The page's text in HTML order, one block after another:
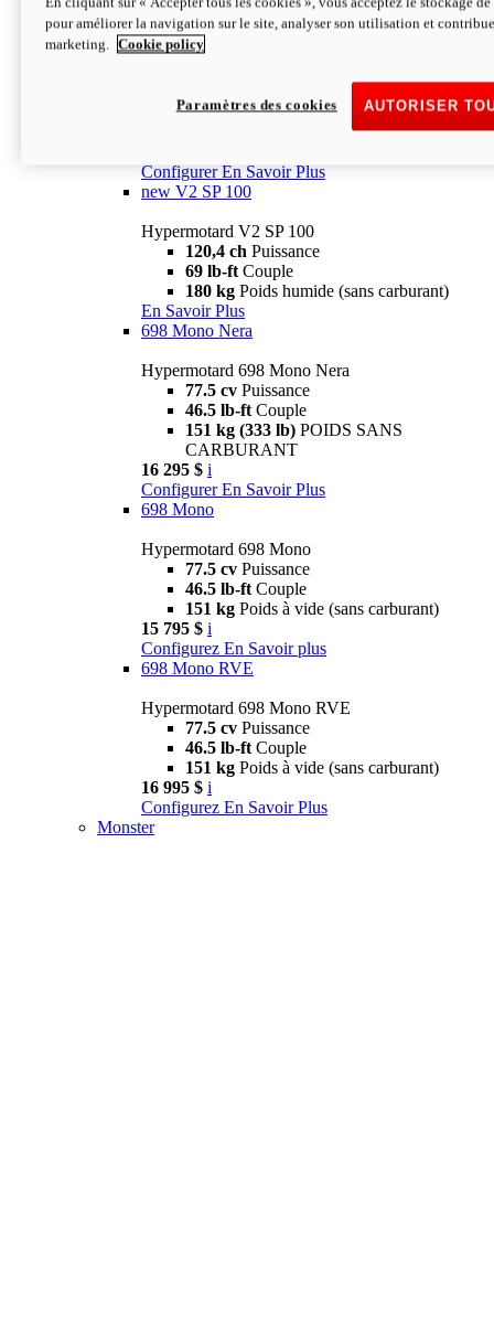
Configurer En Savoir Plus
newV2 SP
69 lb-ftCouple
Poids humide (sans carburant)
Configurer En Savoir Plus
new V2 SP 100
Hypermotard V2 SP 100
120,4 ch Puissance
69 lb-ft Couple
180 kg Poids humide (sans carburant)
En Savoir Plus
698 Mono Nera
Hypermotard 698 Mono Nera
77.5 cv Puissance
46.5 lb-ft Couple
151 kg (333 lb) POIDS SANS
CARBURANT
16 295 $ i
Configurer En Savoir Plus
698 Mono
Hypermotard 698 Mono
77.5 cv Puissance
46.5 lb-ft Couple
151 kg Poids à vide (sans carburant)
15 795 $ i
Configurez En Savoir plus
698 Mono RVE
Hypermotard 698 Mono RVE
77.5 cv Puissance
46.5 lb-ft Couple
151 kg Poids à vide (sans carburant)
16 995 $ i
Configurez En Savoir Plus
Monster
pour améliorer la navigation sur le site, analyser son utilisation et
marketing.
Cookie policy
AUTORISER
Paramètres des cookies